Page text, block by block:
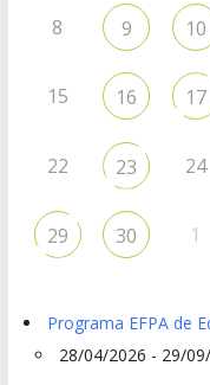
8 9 10
15 16 17
22 23 24
29 30 1
Programa EFPA de
28/04/2026 - 29/